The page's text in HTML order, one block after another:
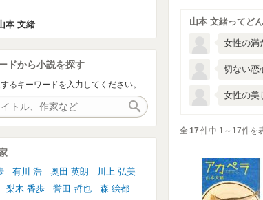
山本 文緒ってど
女性の満
切ない恋
女性の美
全 17 件中 1～17件を
本 文緒
ドから小説を探す
るキーワードを入力してください。
作品検索
有川 浩 奥田 英朗
川上 弘美
梨木 香歩 誉田 哲也
森 絵都